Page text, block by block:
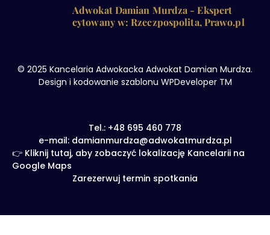
Adwokat Damian Murdza - Ekspert
cytowany w: Rzeczpospolita, Prawo.pl
© 2025 Kancelaria Adwokacka Adwokat Damian Murdza.
Design i kodowanie szablonu WPDeveloper TM
Tel.: +48 695 460 778
e-mail: damianmurdza@adwokatmurdza.pl
👉 Kliknij tutaj, aby zobaczyć lokalizację Kancelarii na
Google Maps
Zarezerwuj termin spotkania